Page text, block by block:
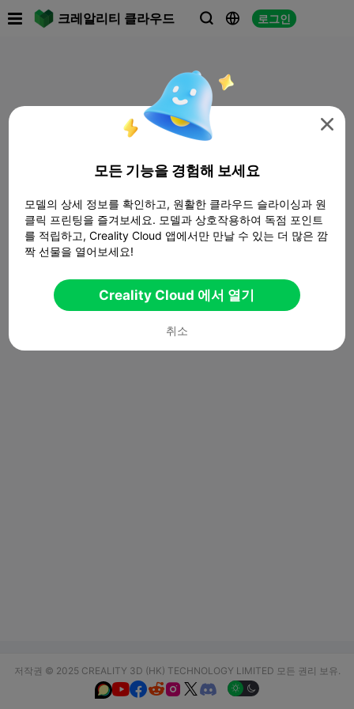
크레알리티 클라우드   로그인
저작권 © 2025 CREALITY 3D (HK) TECHNOLOGY LIMITED 모든 권리 보유.
  

모든 기능을 경험해 보세요
모델의 상세 정보를 확인하고, 원활한 클라우드 슬라이싱과 원
클릭 프린팅을 즐겨보세요. 모델과 상호작용하여 독점 포인트
를 적립하고, Creality Cloud 앱에서만 만날 수 있는 더 많은 깜
짝 선물을 열어보세요!
Creality Cloud 에서 열기
취소